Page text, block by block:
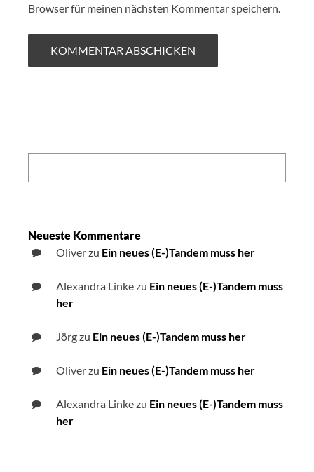
Browser für meinen nächsten Kommentar speichern.
Neueste Kommentare
Oliverzu Ein neues (E-)Tandem muss her
Alexandra Linkezu Ein neues (E-)Tandem muss
her
Jörgzu Ein neues (E-)Tandem muss her
Oliverzu Ein neues (E-)Tandem muss her
Alexandra Linkezu Ein neues (E-)Tandem muss
her